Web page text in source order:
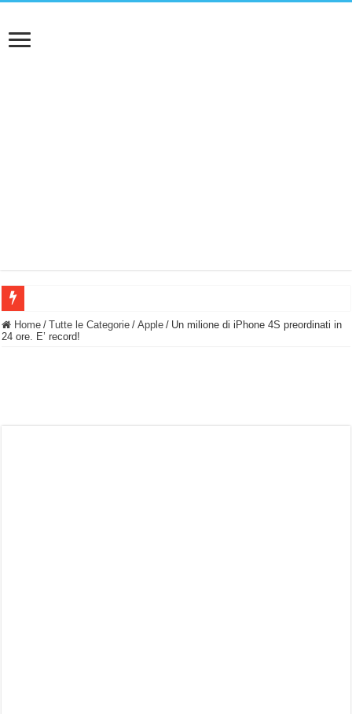
BASTA FATICARE! Questo robot tagliaerba lo appoggi e fa tutto lui! (Senza
Home / Tutte le Categorie / Apple / Un milione di iPhone 4S preordinati in
24 ore. E’ record!